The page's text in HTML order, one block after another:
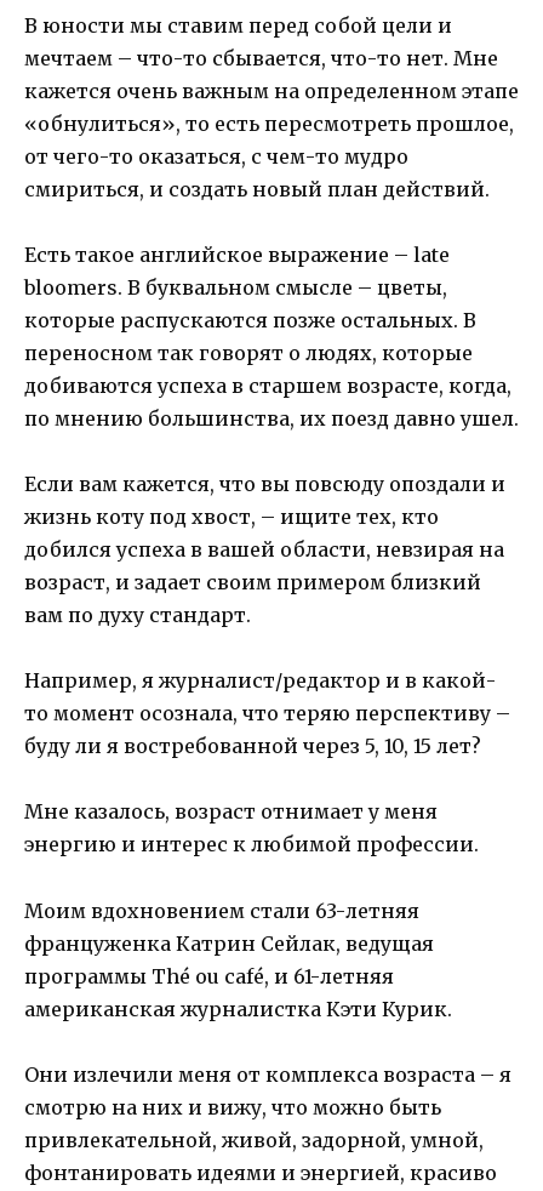
В юности мы ставим перед собой цели и
мечтаем – что-то сбывается, что-то нет. Мне
кажется очень важным на определенном этапе
«обнулиться», то есть пересмотреть прошлое,
от чего-то оказаться, с чем-то мудро
смириться, и создать новый план действий.
Есть такое английское выражение – late
bloomers. В буквальном смысле – цветы,
которые распускаются позже остальных. В
переносном так говорят о людях, которые
добиваются успеха в старшем возрасте, когда,
по мнению большинства, их поезд давно ушел.
Если вам кажется, что вы повсюду опоздали и
жизнь коту под хвост, – ищите тех, кто
добился успеха в вашей области, невзирая на
возраст, и задает своим примером близкий
вам по духу стандарт.
Например, я журналист/редактор и в какой-
то момент осознала, что теряю перспективу –
буду ли я востребованной через 5, 10, 15 лет?
Мне казалось, возраст отнимает у меня
энергию и интерес к любимой профессии.
Моим вдохновением стали 63-летняя
француженка Катрин Сейлак, ведущая
программы Thé ou café, и 61-летняя
американская журналистка Кэти Курик.
Они излечили меня от комплекса возраста – я
смотрю на них и вижу, что можно быть
привлекательной, живой, задорной, умной,
фонтанировать идеями и энергией, красиво